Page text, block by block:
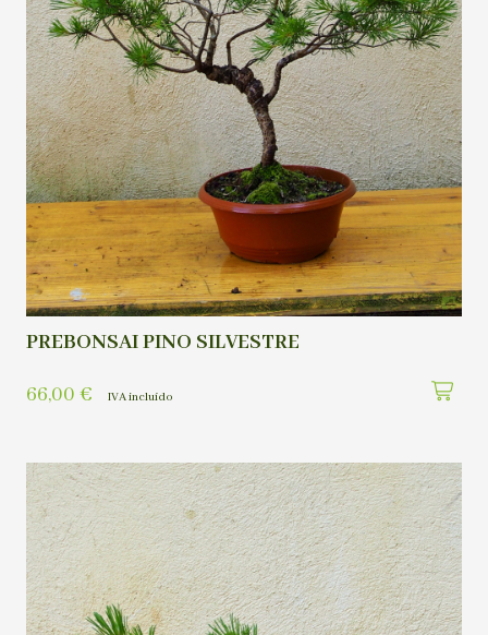
PREBONSAI PINO SILVESTRE
66,00 € IVA incluído